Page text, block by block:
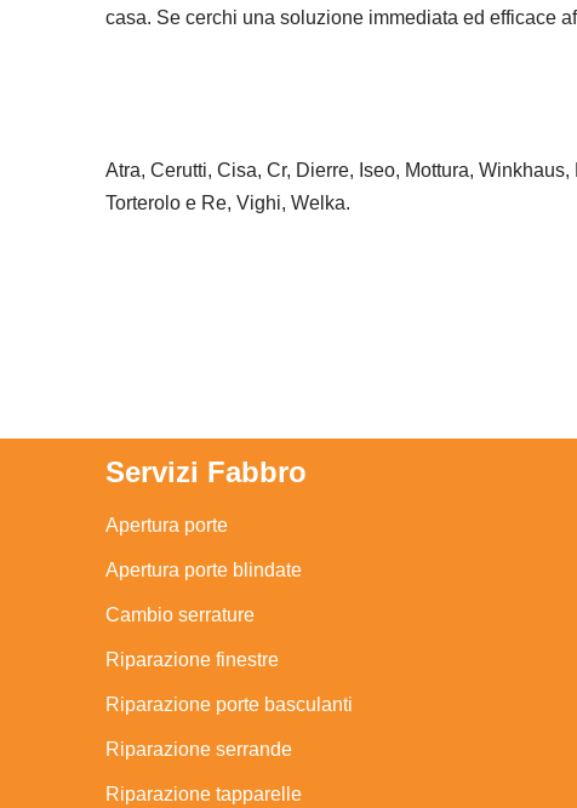
casa. Se cerchi una soluzione immediata ed efficace
Atra, Cerutti, Cisa, Cr, Dierre, Iseo, Mottura,
Torterolo e Re, Vighi, Welka.
Servizi Fabbro
Apertura porte
Apertura porte blindate
Cambio serrature
Riparazione finestre
Riparazione porte basculanti
Riparazione serrande
Riparazione tapparelle